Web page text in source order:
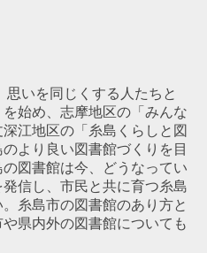
いを同じくする人たちと
を始め、志摩地区の「みんな
江地区の「糸島くらしと図
より良い図書館づくりを目
図書館は今、どうなってい
信し、市民と共に育つ糸島
糸島市の図書館のあり方と
県内外の図書館についても